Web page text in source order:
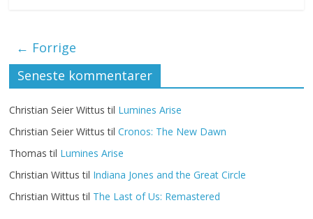
← Forrige
Seneste kommentarer
Christian Seier Wittus til Lumines Arise
Christian Seier Wittus tilCronos: The New Dawn
Thomas til Lumines Arise
Christian Wittus til Indiana Jones and the Great Circle
Christian Wittus til The Last of Us: Remastered